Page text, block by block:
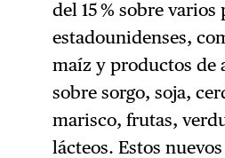
del 15 % sobre
estadounidenses,
maíz y productos de
sobre sorgo, soja,
marisco, frutas,
lácteos. Estos